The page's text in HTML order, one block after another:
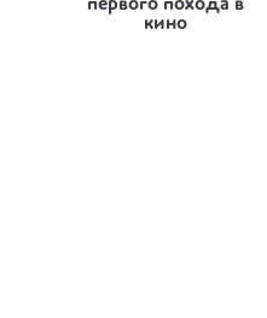
первого похода в
кино